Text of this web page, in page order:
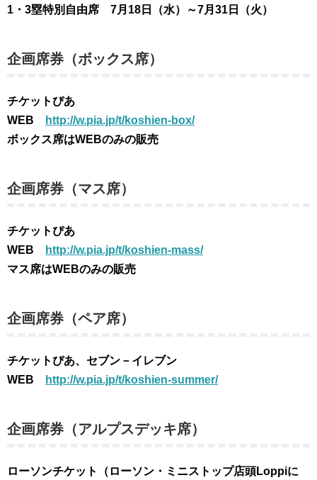
1・3塁特別自由席 7月18日（水）～7月31日（火）
企画席券（ボックス席）
チケットぴあ
WEB
http://w.pia.jp/t/koshien-box/
ボックス席はWEBのみの販売
企画席券（マス席）
チケットぴあ
WEB
http://w.pia.jp/t/koshien-mass/
マス席はWEBのみの販売
企画席券（ペア席）
チケットぴあ、セブン－イレブン
WEB
http://w.pia.jp/t/koshien-summer/
企画席券（アルプスデッキ席）
ローソンチケット（ローソン・ミニストップ店頭Loppiに